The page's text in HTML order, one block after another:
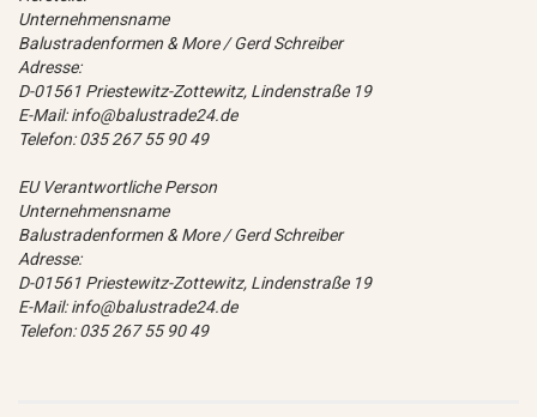
Unternehmensname
Balustradenformen & More / Gerd Schreiber
Adresse:
D-01561 Priestewitz-Zottewitz, Lindenstraße 19
E-Mail: info@balustrade24.de
Telefon: 035 267 55 90 49
EU Verantwortliche Person
Unternehmensname
Balustradenformen & More / Gerd Schreiber
Adresse:
D-01561 Priestewitz-Zottewitz, Lindenstraße 19
E-Mail: info@balustrade24.de
Telefon: 035 267 55 90 49